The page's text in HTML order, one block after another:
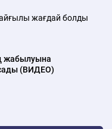
жағдай болды
жабылуына
(ВИДЕО)